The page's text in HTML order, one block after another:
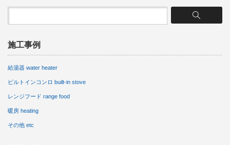
施工事例
給湯器 water heater
ビルトインコンロ built-in stove
レンジフード range food
暖房 heating
その他 etc